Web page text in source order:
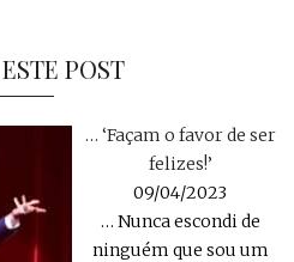
POST
… ‘Façam o favor de ser
felizes!’
09/04/2023
… Nunca escondi de
ninguém que sou um